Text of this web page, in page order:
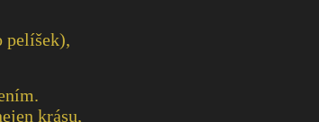
pelíšek),
krásu,